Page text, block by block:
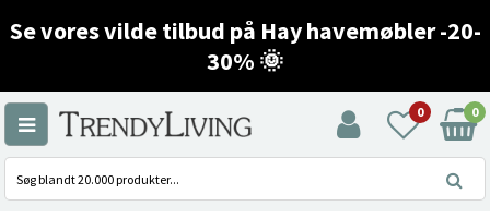
Se vores vilde tilbud på Hay havemøbler -20-
30% 🌞
0 0